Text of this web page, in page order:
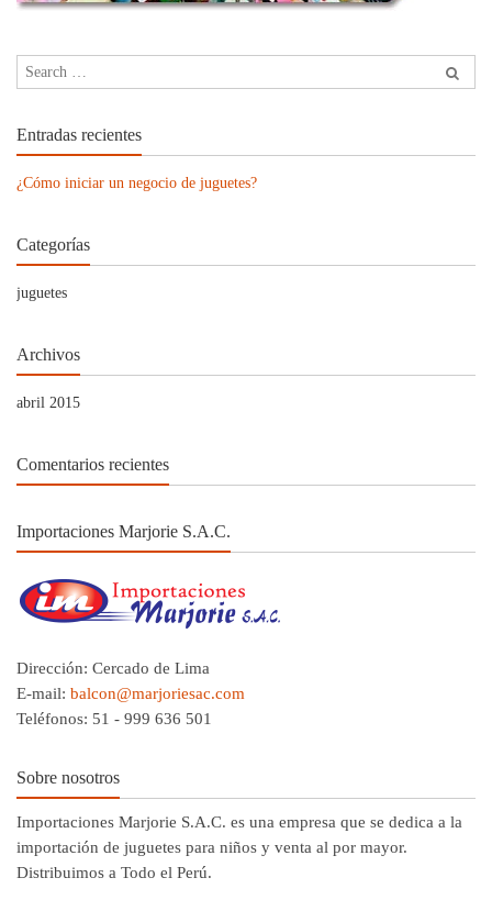
Entradas recientes
¿Cómo iniciar un negocio de juguetes?
Categorías
juguetes
Archivos
abril 2015
Comentarios recientes
Importaciones Marjorie S.A.C.
Dirección: Cercado de Lima
E-mail: balcon@marjoriesac.com
Teléfonos: 51 - 999 636 501
Sobre nosotros
Importaciones Marjorie S.A.C. es una empresa que se dedica a la
importación de juguetes para niños y venta al por mayor.
Distribuimos a Todo el Perú.